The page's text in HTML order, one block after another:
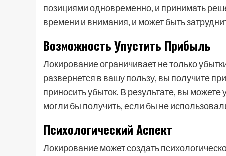
позициями одновременно, и принимать
времени и внимания, и может быть
Возможность Упустить Прибыль
Локирование ограничивает не только
развернется в вашу пользу, вы получите
приносить убыток. В результате, вы
могли бы получить, если бы не
Психологический Аспект
Локирование может создать